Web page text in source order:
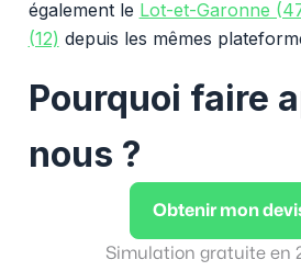
également le Lot-et-Garonne
(12) depuis les mêmes
Pourquoi faire
nous ?
Obtenir mon
Simulation gratuite en